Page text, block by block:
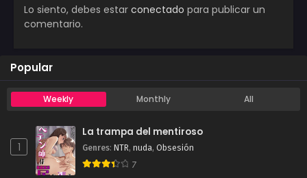
Lo siento, debes estar conectado para publicar un
comentario.
Popular
Weekly Monthly All
1
La trampa del mentiroso
Genres: NTR, nuda, Obsesión
7